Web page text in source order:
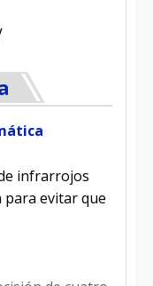
infrarrojos
evitar que